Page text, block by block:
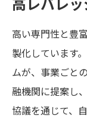
な技術力でこの
高い専門性と豊
製化しています
ムが、事業ごと
融機関に提案し
協議を通じて、